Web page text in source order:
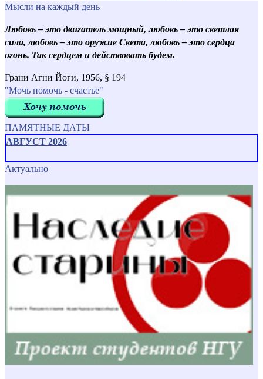
Мысли на каждый день
Любовь – это двигатель мощный, любовь – это светлая
сила, любовь – это оружие Света, любовь – это сердца
огонь. Так сердцем и действовать будем.
Грани Агни Йоги, 1956, § 194
"Мочь помочь - счастье"
ПАМЯТНЫЕ ДАТЫ
АВГУСТ 2026
Актуально